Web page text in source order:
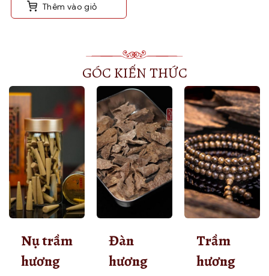
Thêm vào giỏ
GÓC KIẾN THỨC
Nụ trầm
hương
Đàn
hương
Trầm
hương